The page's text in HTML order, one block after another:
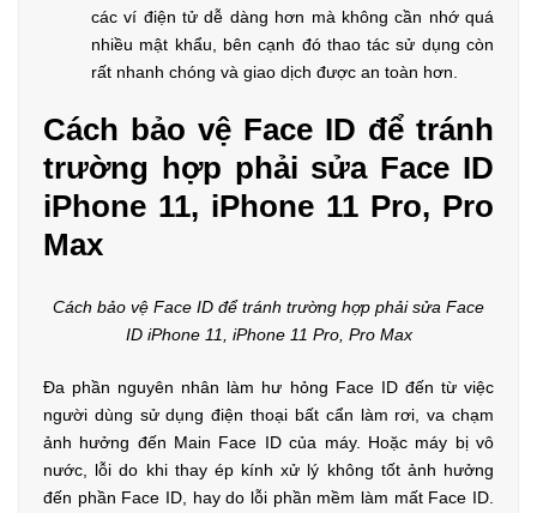
các ví điện tử dễ dàng hơn mà không cần nhớ quá
nhiều mật khẩu, bên cạnh đó thao tác sử dụng còn
rất nhanh chóng và giao dịch được an toàn hơn.
Cách bảo vệ Face ID để tránh
trường hợp phải sửa Face ID
iPhone 11, iPhone 11 Pro, Pro
Max
Cách bảo vệ Face ID để tránh trường hợp phải sửa Face
ID iPhone 11, iPhone 11 Pro, Pro Max
Đa phần nguyên nhân làm hư hỏng Face ID đến từ việc
người dùng sử dụng điện thoại bất cẩn làm rơi, va chạm
ảnh hưởng đến Main Face ID của máy. Hoặc máy bị vô
nước, lỗi do khi thay ép kính xử lý không tốt ảnh hưởng
đến phần Face ID, hay do lỗi phần mềm làm mất Face ID.